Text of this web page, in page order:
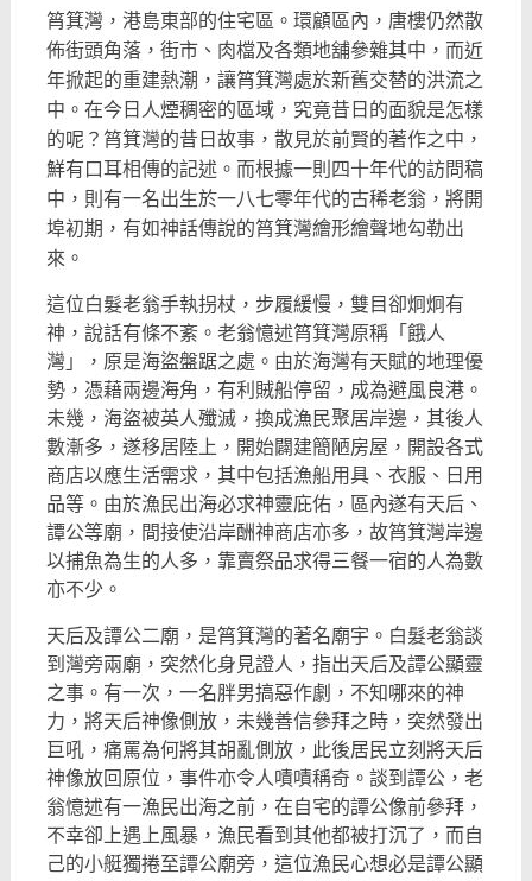
筲箕灣，港島東部的住宅區。環顧區內，唐樓仍然散
佈街頭角落， 街市、肉檔及各類地舖參雜其中，而近
年掀起的重建熱潮， 讓筲箕灣處於新舊交替的洪流之
中。在今日人煙稠密的區域， 究竟昔日的面貌是怎樣
的呢？筲箕灣的昔日故事， 散見於前賢的著作之中，
鮮有口耳相傳的記述。 而根據一則四十年代的訪問稿
中， 則有一名出生於一八七零年代的古稀老翁，將開
埠初期， 有如神話傳說的筲箕灣繪形繪聲地勾勒出
來。
這位白髮老翁手執拐杖，步履緩慢，雙目卻炯炯有
神， 說話有條不紊。老翁憶述筲箕灣原稱「餓人
灣」， 原是海盜盤踞之處。由於海灣有天賦的地理優
勢，憑藉兩邊海角， 有利賊船停留，成為避風良港。
未幾，海盜被英人殲滅， 換成漁民聚居岸邊，其後人
數漸多，遂移居陸上， 開始闢建簡陋房屋，開設各式
商店以應生活需求， 其中包括漁船用具、衣服、日用
品等。由於漁民出海必求神靈庇佑， 區內遂有天后、
譚公等廟，間接使沿岸酬神商店亦多， 故筲箕灣岸邊
以捕魚為生的人多， 靠賣祭品求得三餐一宿的人為數
亦不少。
天后及譚公二廟，是筲箕灣的著名廟宇。白髮老翁談
到灣旁兩廟， 突然化身見證人，指出天后及譚公顯靈
之事。有一次， 一名胖男搞惡作劇，不知哪來的神
力，將天后神像側放， 未幾善信參拜之時，突然發出
巨吼，痛罵為何將其胡亂側放， 此後居民立刻將天后
神像放回原位，事件亦令人嘖嘖稱奇。 談到譚公，老
翁憶述有一漁民出海之前，在自宅的譚公像前參拜，
不幸卻上遇上風暴，漁民看到其他都被打沉了， 而自
己的小艇獨捲至譚公廟旁，這位漁民心想必是譚公顯